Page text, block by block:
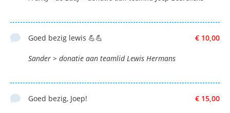
€ 10,00
Goed bezig lewis 💪💪
Sander > donatie aan teamlid Lewis Hermans
€ 15,00
Goed bezig, Joep!